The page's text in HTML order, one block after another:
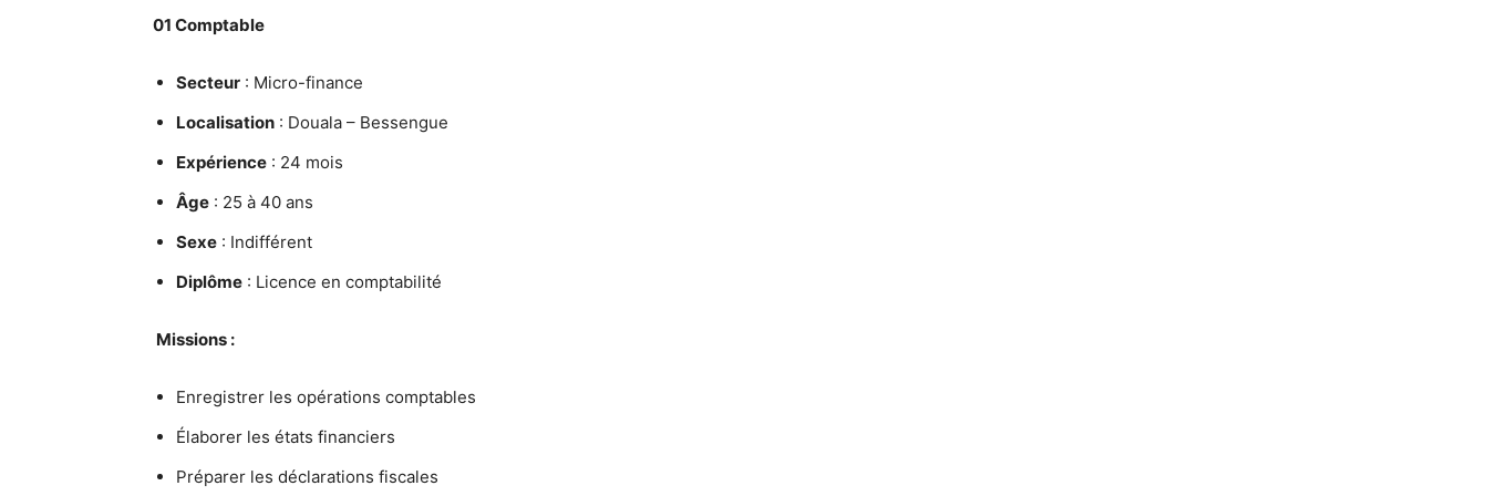
01 Comptable
Secteur : Micro-finance
Localisation : Douala – Bessengue
Expérience : 24 mois
Âge : 25 à 40 ans
Sexe : Indifférent
Diplôme : Licence en comptabilité
Missions :
Enregistrer les opérations comptables
Élaborer les états financiers
Préparer les déclarations fiscales